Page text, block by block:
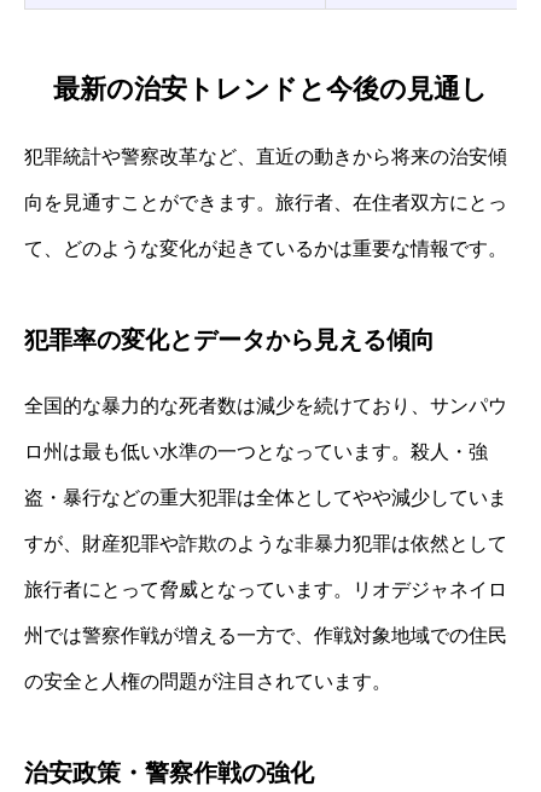
最新の治安トレンドと今後の見通し
犯罪統計や警察改革など、直近の動きから将来の治安傾
向を見通すことができます。旅行者、在住者双方にとっ
て、どのような変化が起きているかは重要な情報です。
犯罪率の変化とデータから見える傾向
全国的な暴力的な死者数は減少を続けており、サンパウ
ロ州は最も低い水準の一つとなっています。殺人・強
盗・暴行などの重大犯罪は全体としてやや減少していま
すが、財産犯罪や詐欺のような非暴力犯罪は依然として
旅行者にとって脅威となっています。リオデジャネイロ
州では警察作戦が増える一方で、作戦対象地域での住民
の安全と人権の問題が注目されています。
治安政策・警察作戦の強化